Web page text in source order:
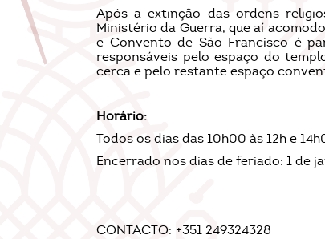
Após a extinção das ordens
Ministério da Guerra, que aí
e Convento de São Francisco é
responsáveis pelo espaço do
cerca e pelo restante espaço
Horário:
Todos os dias das 10h00 às 12h e
Encerrado nos dias de feriado: 1 de
CONTACTO: +351 249324328